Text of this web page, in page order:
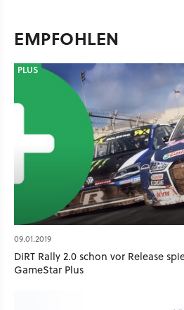
EMPFOHLEN
PLUS
09.01.2019
DiRT Rally 2.0 schon vor Release
GameStar Plus